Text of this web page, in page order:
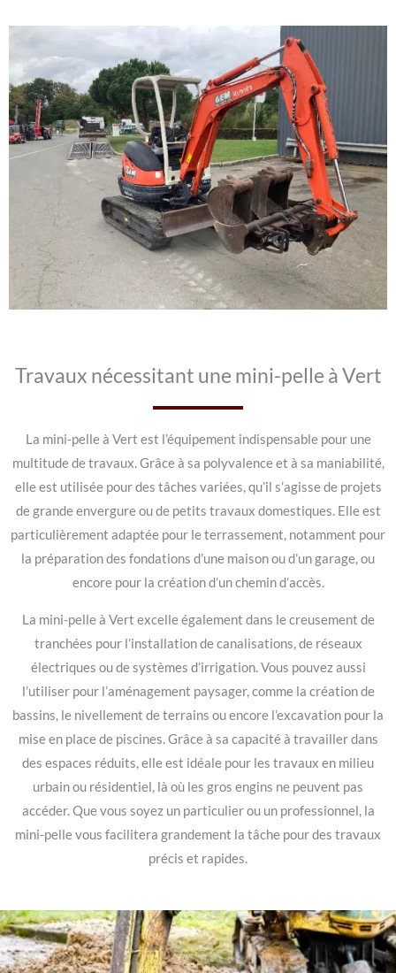
Travaux nécessitant une mini-pelle à Vert
La mini-pelle à Vert est l’équipement indispensable pour une
multitude de travaux. Grâce à sa polyvalence et à sa maniabilité,
elle est utilisée pour des tâches variées, qu’il s’agisse de projets
de grande envergure ou de petits travaux domestiques. Elle est
particulièrement adaptée pour le terrassement, notamment pour
la préparation des fondations d’une maison ou d’un garage, ou
encore pour la création d’un chemin d’accès.
La mini-pelle à Vert excelle également dans le creusement de
tranchées pour l’installation de canalisations, de réseaux
électriques ou de systèmes d’irrigation. Vous pouvez aussi
l’utiliser pour l’aménagement paysager, comme la création de
bassins, le nivellement de terrains ou encore l’excavation pour la
mise en place de piscines. Grâce à sa capacité à travailler dans
des espaces réduits, elle est idéale pour les travaux en milieu
urbain ou résidentiel, là où les gros engins ne peuvent pas
accéder. Que vous soyez un particulier ou un professionnel, la
mini-pelle vous facilitera grandement la tâche pour des travaux
précis et rapides.